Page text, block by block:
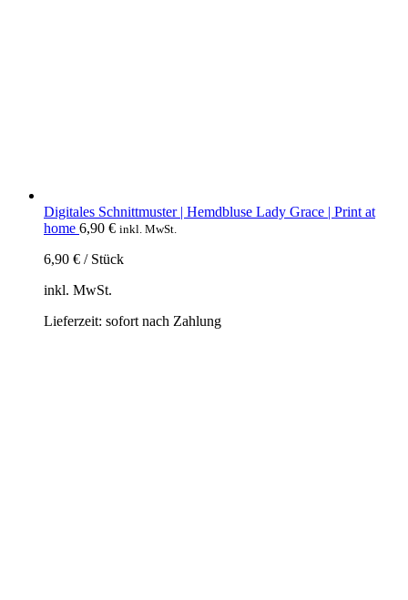
Digitales Schnittmuster | Hemdbluse Lady Grace | Print at
home 6,90 € inkl. MwSt.
6,90 € / Stück
inkl. MwSt.
Lieferzeit: sofort nach Zahlung